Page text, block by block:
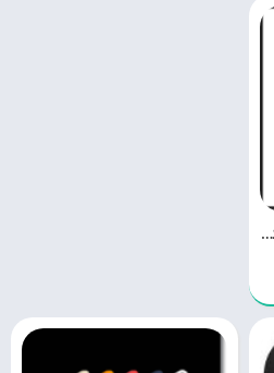
تحميل تطبيق Gencraft جين كرافت 1.5 للكمبيوتر والموبايل برابط مباشر